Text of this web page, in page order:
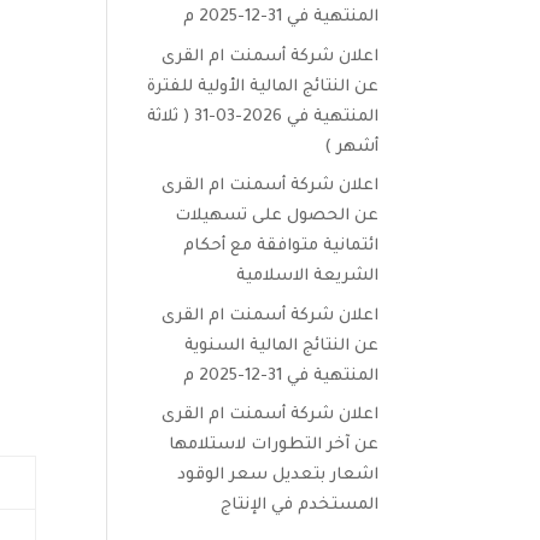
المنتهية في 31-12-2025 م
اعلان شركة أسمنت ام القرى
عن النتائج المالية الأولية للفترة
المنتهية في 2026-03-31 ( ثلاثة
أشهر )
اعلان شركة أسمنت ام القرى
عن الحصول على تسهيلات
ائتمانية متوافقة مع أحكام
الشريعة الاسلامية
اعلان شركة أسمنت ام القرى
عن النتائج المالية السنوية
المنتهية في 31-12-2025 م
اعلان شركة أسمنت ام القرى
عن آخر التطورات لاستلامها
اشعار بتعديل سعر الوقود
المستخدم في الإنتاج